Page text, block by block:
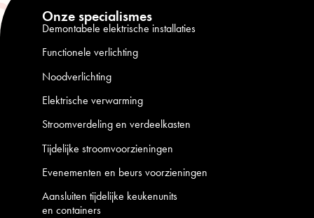
Onze specialismes
Demontabele elektrische installaties
Functionele verlichting
Noodverlichting
Elektrische verwarming
Stroomverdeling en verdeelkasten
Tijdelijke stroomvoorzieningen
Evenementen en beurs voorzieningen
Aansluiten tijdelijke keukenunits
en containers